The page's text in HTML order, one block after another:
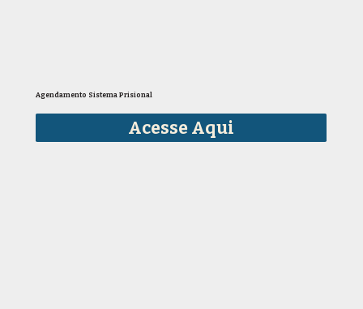
Agendamento Sistema Prisional
Acesse Aqui